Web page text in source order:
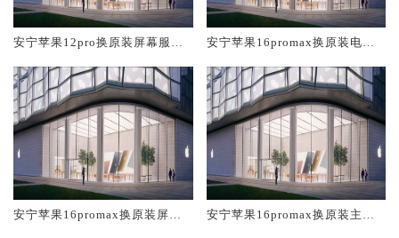
安宁苹果12pro换原装屏幕服务
安宁苹果16promax换原装电池
安宁苹果16promax换原装屏幕
安宁苹果16promax换原装主板